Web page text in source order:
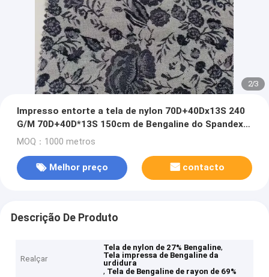
2/3
Impresso entorte a tela de nylon 70D+40Dx13S 240
G/M 70D+40D*13S 150cm de Bengaline do Spandex
de rayon 4% de 22% 74%
MOQ：1000 metros
Melhor preço contacto
Descrição De Produto
Realçar
Tela de nylon de 27% Bengaline,
Tela impressa de Bengaline da
urdidura
, Tela de Bengaline de rayon de 69%